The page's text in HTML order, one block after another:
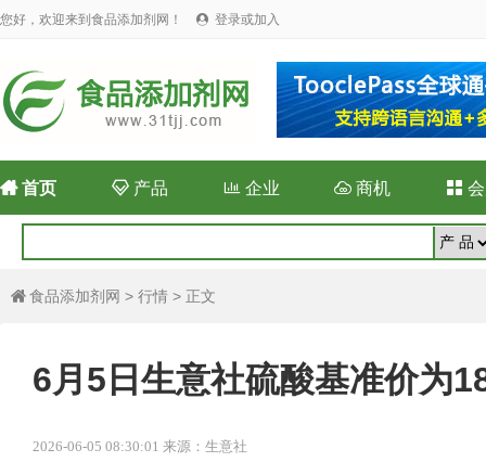
您好，欢迎来到食品添加剂网！  登录或加入
首页 产品 企业  商机 
 食品添加剂网 > 行情 > 正文
6月5日生意社硫酸基准价为
2026-06-05 08:30:01 来源：生意社